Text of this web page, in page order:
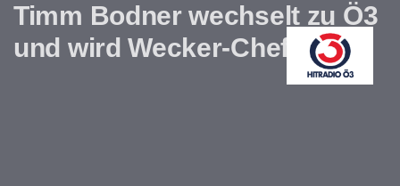
Timm Bodner wechselt zu Ö3
und wird Wecker-Chef!